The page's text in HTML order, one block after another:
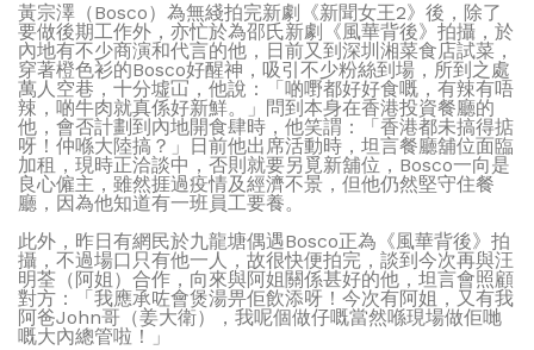
黃宗澤（Bosco）為無綫拍完新劇《新聞女王2》後，除了
要做後期工作外，亦忙於為邵氏新劇《風華背後》拍攝，於
內地有不少商演和代言的他，日前又到深圳湘菜食店試菜，
穿著橙色衫的Bosco好醒神，吸引不少粉絲到場，所到之處
萬人空巷，十分墟冚，他說：「啲嘢都好好食嘅，有辣有唔
辣，啲牛肉就真係好新鮮。」問到本身在香港投資餐廳的
他，會否計劃到內地開食肆時，他笑謂：「香港都未搞得掂
呀！仲喺大陸搞？」日前他出席活動時，坦言餐廳舖位面臨
加租，現時正洽談中，否則就要另覓新舖位，Bosco一向是
良心僱主，雖然捱過疫情及經濟不景，但他仍然堅守住餐
廳，因為他知道有一班員工要養。
此外，昨日有網民於九龍塘偶遇Bosco正為《風華背後》拍
攝，不過場口只有他一人，故很快便拍完，談到今次再與汪
明荃（阿姐）合作，向來與阿姐關係甚好的他，坦言會照顧
對方：「我應承咗會煲湯畀佢飲添呀！今次有阿姐，又有我
阿爸John哥（姜大衛），我呢個做仔嘅當然喺現場做佢哋
嘅大內總管啦！」